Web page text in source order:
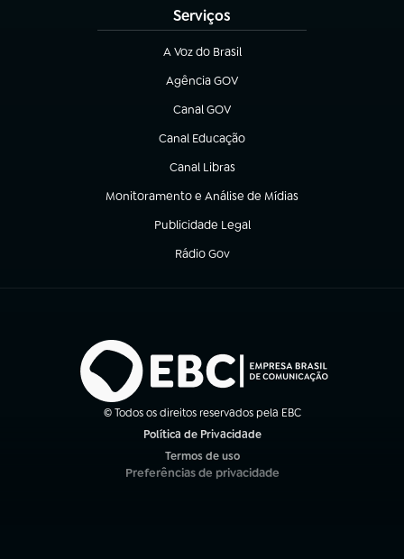
Serviços
A Voz do Brasil
(abre em nova aba)
Agência GOV
(abre em nova aba)
Canal GOV
(abre em nova aba)
Canal Educação
(abre em nova aba)
Canal Libras
(abre em nova aba)
Monitoramento e Análise de Mídias
(abre em nova aba)
Publicidade Legal
(abre em nova aba)
Rádio Gov
(abre em nova aba)
© Todos os direitos reservados pela EBC
Política de Privacidade
Termos de uso
(abre em nova aba)
Preferências de privacidade